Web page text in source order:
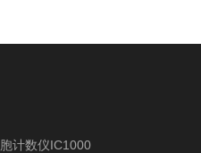
计数仪IC1000